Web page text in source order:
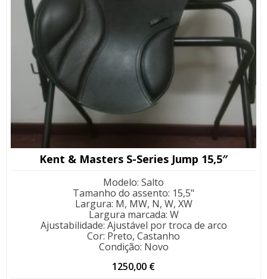
Kent & Masters S-Series Jump 15,5″
Modelo: Salto
Tamanho do assento: 15,5"
Largura: M, MW, N, W, XW
Largura marcada: W
Ajustabilidade: Ajustável por troca de arco
Cor: Preto, Castanho
Condição: Novo
1250,00 €